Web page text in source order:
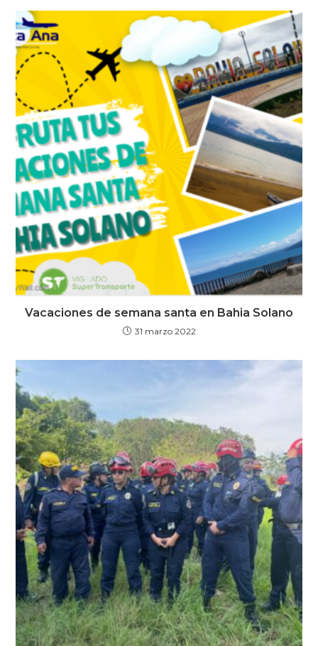
Vacaciones de semana santa en Bahia Solano
31 marzo 2022